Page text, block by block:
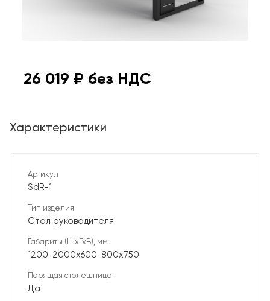
26 019 ₽ без НДС
Характеристики
Артикул
SdR-1
Тип изделия
Стол руководителя
Габариты (ШхГхВ), мм
1200-2000х600-800х750
Парящая столешница
Да